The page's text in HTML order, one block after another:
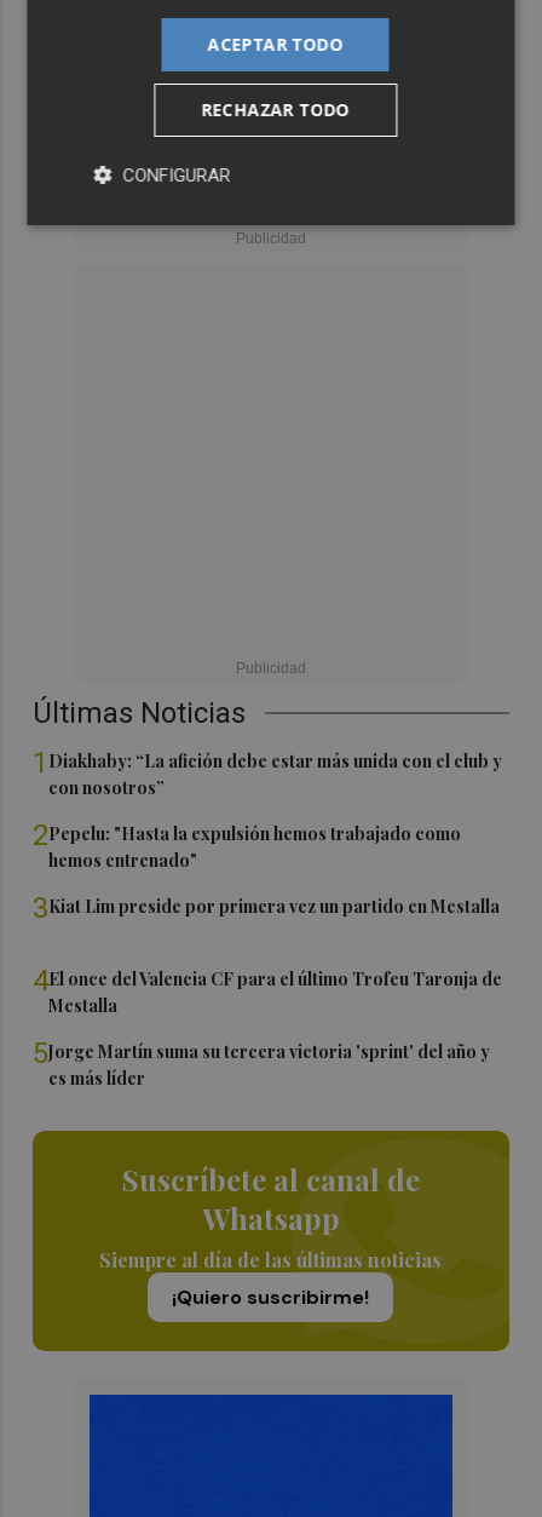
Últimas Noticias
1 Diakhaby: “La afición debe estar más unida con el club y
con nosotros”
2Pepelu: "Hasta la expulsión hemos trabajado como
hemos entrenado"
3Kiat Lim preside por primera vez un partido en Mestalla
4El once del Valencia CF para el último Trofeu Taronja de
Mestalla
5Jorge Martín suma su tercera victoria 'sprint' del año y
es más líder
Suscríbete al canal de
Whatsapp
Siempre al día de las últimas noticias
¡Quiero suscribirme!
ACEPTAR TODO
RECHAZAR TODO
CONFIGURAR